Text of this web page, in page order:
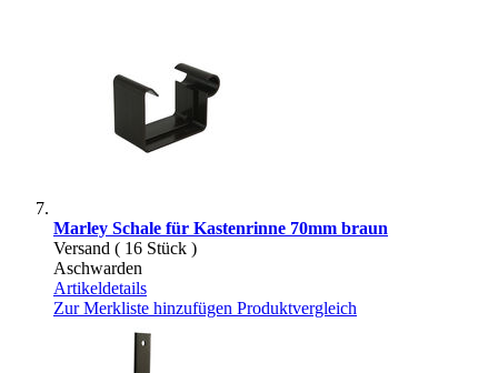
Marley Schale für Kastenrinne 70mm braun
Versand ( 16 Stück )
Aschwarden
Artikeldetails
Zur Merkliste hinzufügen Produktvergleich